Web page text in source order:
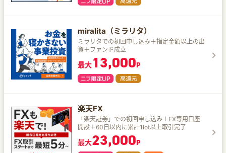
miralita（ミラリタ）
ミラリタでの初回申し込み＋指定金額以上の出
資＋ファンド成立
最大13,000P
楽天FX
「楽天証券」での初回申し込み＋FX専用口座
開設＋60日以内に累計1lot以上取引完了
最大23,000P